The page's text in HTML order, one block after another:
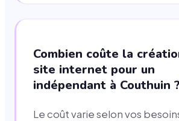
Combien coûte la
site internet pour un
indépendant à Couthuin ?
Le coût varie selon vos